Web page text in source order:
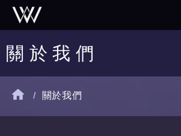
關 於 我 們
/ 關於我們